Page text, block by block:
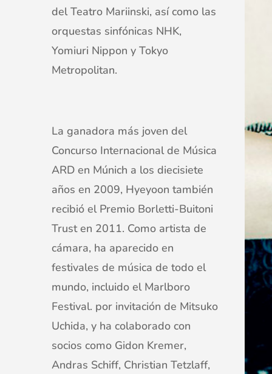
del Teatro Mariinski, así como las
orquestas sinfónicas NHK,
Yomiuri Nippon y Tokyo
Metropolitan.
La ganadora más joven del
Concurso Internacional de Música
ARD en Múnich a los diecisiete
años en 2009, Hyeyoon también
recibió el Premio Borletti-Buitoni
Trust en 2011. Como artista de
cámara, ha aparecido en
festivales de música de todo el
mundo, incluido el Marlboro
Festival. por invitación de Mitsuko
Uchida, y ha colaborado con
socios como Gidon Kremer,
Andras Schiff, Christian Tetzlaff,